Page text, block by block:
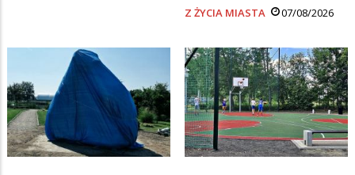
Z ŻYCIA MIASTA 07/08/2026